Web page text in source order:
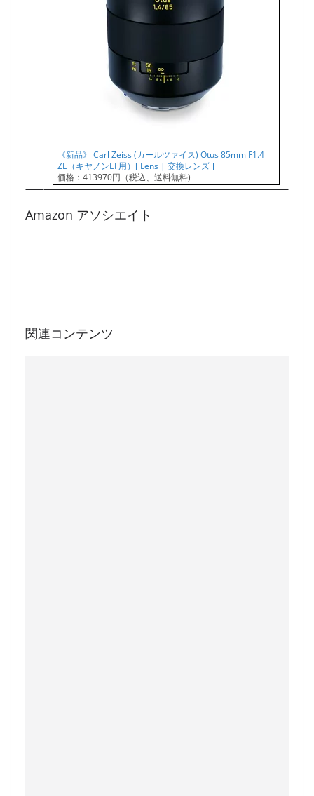
《新品》 Carl Zeiss (カールツァイス) Otus 85mm F1.4
ZE（キヤノンEF用）[ Lens | 交換レンズ ]
価格：413970円（税込、送料無料)
Amazon アソシエイト
関連コンテンツ